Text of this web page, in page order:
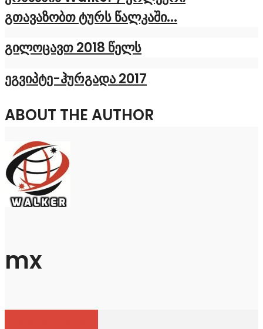
გთავაზობთ ტურს წალკაში...
გილოცავთ 2018 წელს
ეგვიპტე-ჰურგადა 2017
ABOUT THE AUTHOR
mx